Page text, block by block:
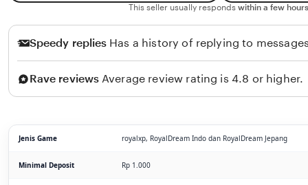
This seller usually responds within a few
Speedy replies Has a history of replying to
Rave reviews Average review rating is 4.8 or higher.
Jenis Game royalxp, RoyalDream Indo dan RoyalDream Jepang
Minimal Deposit Rp 1.000